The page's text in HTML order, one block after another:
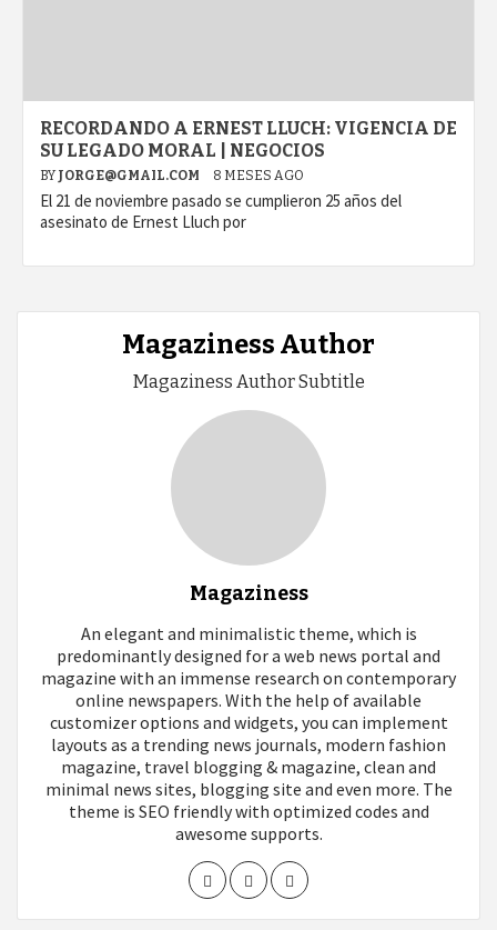
RECORDANDO A ERNEST LLUCH: VIGENCIA DE
SU LEGADO MORAL | NEGOCIOS
BY JORGE@GMAIL.COM 8 MESES AGO
El 21 de noviembre pasado se cumplieron 25 años del
asesinato de Ernest Lluch por
Magaziness Author
Magaziness Author Subtitle
Magaziness
An elegant and minimalistic theme, which is
predominantly designed for a web news portal and
magazine with an immense research on contemporary
online newspapers. With the help of available
customizer options and widgets, you can implement
layouts as a trending news journals, modern fashion
magazine, travel blogging & magazine, clean and
minimal news sites, blogging site and even more. The
theme is SEO friendly with optimized codes and
awesome supports.